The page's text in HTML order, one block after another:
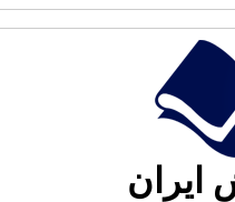
ایران